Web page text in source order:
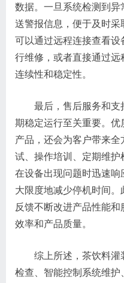
数据。一旦系统检测到
送警报信息，便于及时
可以通过远程连接查看
行维修，或者直接通过
连续性和稳定性。
最后，售后服务和支
期稳定运行至关重要。
产品，还会为客户带来
试、操作培训、定期维
在设备出现问题时迅速
大限度地减少停机时间
反馈不断改进产品性能
效率和产品质量。
综上所述，茶饮料灌
检查、智能控制系统维